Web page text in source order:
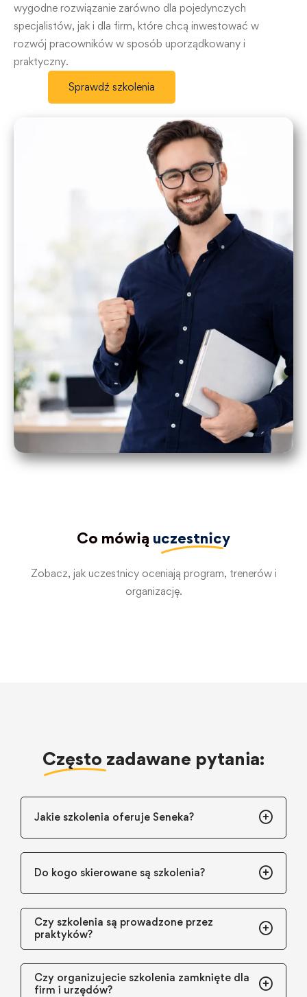
wygodne rozwiązanie zarówno dla pojedynczych
specjalistów, jak i dla firm, które chcą inwestować w
rozwój pracowników w sposób uporządkowany i
praktyczny.
Sprawdź szkolenia
Co mówią uczestnicy
Zobacz, jak uczestnicy oceniają program, trenerów i
organizację.
Często zadawane pytania:
Jakie szkolenia oferuje Seneka?
Do kogo skierowane są szkolenia?
Czy szkolenia są prowadzone przez
praktyków?
Czy organizujecie szkolenia zamknięte dla
firm i urzędów?